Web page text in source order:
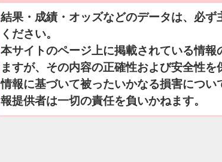
結果・成績・オッズなどのデータは、必
ください。
本サイトのページ上に掲載されている情報
ますが、その内容の正確性および安全性
情報に基づいて被ったいかなる損害につ
報提供者は一切の責任を負いかねます。